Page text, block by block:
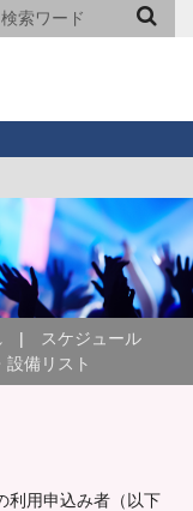
スケジュール
設備リスト
利用申込み者（以下